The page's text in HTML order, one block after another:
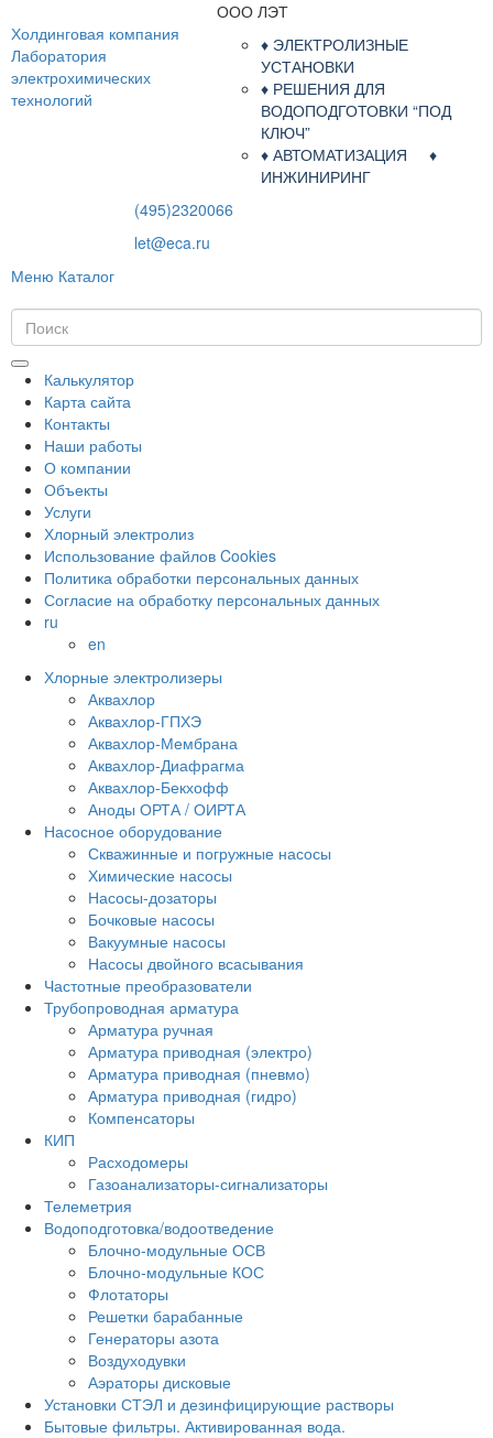
Холдинговая компания
Лаборатория
электрохимических
технологий
ООО ЛЭТ
♦ ЭЛЕКТРОЛИЗНЫЕ
УСТАНОВКИ
♦ РЕШЕНИЯ ДЛЯ
ВОДОПОДГОТОВКИ “ПОД
КЛЮЧ”
♦ АВТОМАТИЗАЦИЯ ♦
ИНЖИНИРИНГ
(495)2320066
let@eca.ru
Меню Каталог
Калькулятор
Карта сайта
Контакты
Наши работы
О компании
Объекты
Услуги
Хлорный электролиз
Использование файлов Cookies
Политика обработки персональных данных
Согласие на обработку персональных данных
ru
en
Хлорные электролизеры
Аквахлор
Аквахлор-ГПХЭ
Аквахлор-Мембрана
Аквахлор-Диафрагма
Аквахлор-Бекхофф
Аноды ОРТА / ОИРТА
Насосное оборудование
Скважинные и погружные насосы
Химические насосы
Насосы-дозаторы
Бочковые насосы
Вакуумные насосы
Насосы двойного всасывания
Частотные преобразователи
Трубопроводная арматура
Арматура ручная
Арматура приводная (электро)
Арматура приводная (пневмо)
Арматура приводная (гидро)
Компенсаторы
КИП
Расходомеры
Газоанализаторы-сигнализаторы
Телеметрия
Водоподготовка/водоотведение
Блочно-модульные ОСВ
Блочно-модульные КОС
Флотаторы
Решетки барабанные
Генераторы азота
Воздуходувки
Аэраторы дисковые
Установки СТЭЛ и дезинфицирующие растворы
Бытовые фильтры. Активированная вода.